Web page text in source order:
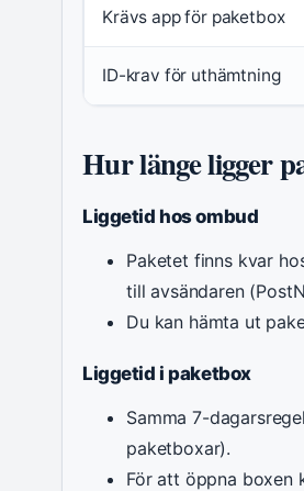
Krävs app för paketbox
ID-krav för uthämtning
Hur länge ligger
Liggetid hos ombud
Paketet finns kvar
till avsändaren
Du kan hämta ut
Liggetid i paketbox
Samma 7-
paketboxar).
För att öppna boxen